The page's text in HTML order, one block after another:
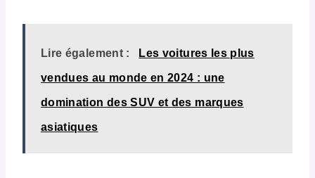
Lire également : Les voitures les plus
vendues au monde en 2024 : une
domination des SUV et des marques
asiatiques